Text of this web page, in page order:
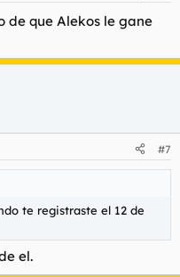
de que Alekos le gane
#7
te registraste el 12 de
el.